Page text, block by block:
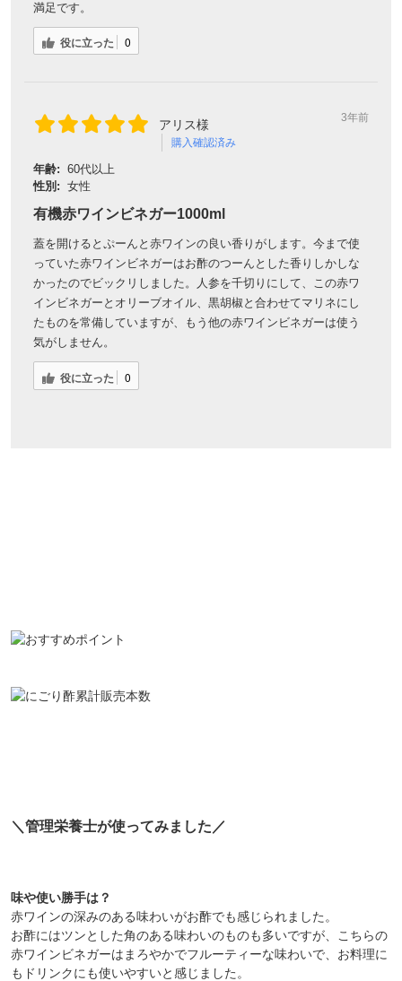
満足です。
役に立った 0
アリス様
購入確認済み
3年前
年齢: 60代以上
性別: 女性
有機赤ワインビネガー1000ml
蓋を開けるとぷーんと赤ワインの良い香りがします。今まで使
っていた赤ワインビネガーはお酢のつーんとした香りしかしな
かったのでビックリしました。人参を千切りにして、この赤ワ
インビネガーとオリーブオイル、黒胡椒と合わせてマリネにし
たものを常備していますが、もう他の赤ワインビネガーは使う
気がしません。
役に立った 0
＼管理栄養士が使ってみました／
味や使い勝手は？
赤ワインの深みのある味わいがお酢でも感じられました。
お酢にはツンとした角のある味わいのものも多いですが、こちらの
赤ワインビネガーはまろやかでフルーティーな味わいで、お料理に
もドリンクにも使いやすいと感じました。